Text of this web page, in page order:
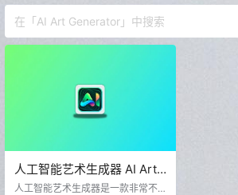
人工智能艺术生成器 AI Art
Generator_v1.2.2 去除限制
人工智能艺术生成器是一款非常不